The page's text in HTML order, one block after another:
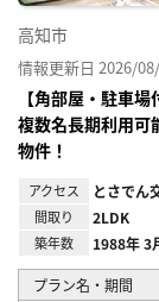
高知市
情報更新日 2026/
【角部屋・駐車
複数名長期利用可
物件！
アクセス とさでん
間取り 2LDK
築年数 1988年 3
プラン名・期間